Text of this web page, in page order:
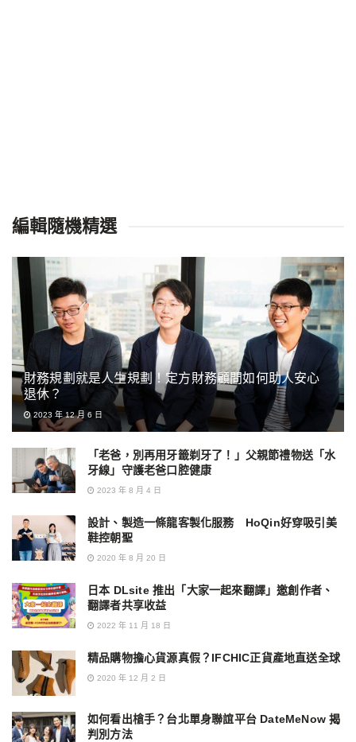
編輯隨機精選
財務規劃就是人生規劃！定方財務顧問如何助人安心
退休？
2023 年 12 月 6 日
「老爸，別再用牙籤剃牙了！」父親節禮物送「水
牙線」守護老爸口腔健康
2023 年 8 月 4 日
設計、製造一條龍客製化服務 HoQin好穿吸引美
鞋控朝聖
2020 年 8 月 20 日
日本 DLsite 推出「大家一起來翻譯」邀創作者、
翻譯者共享收益
2022 年 11 月 18 日
精品購物擔心貨源真假？IFCHIC正貨產地直送全球
2020 年 12 月 2 日
如何看出槍手？台北單身聯誼平台 DateMeNow 揭
判別方法